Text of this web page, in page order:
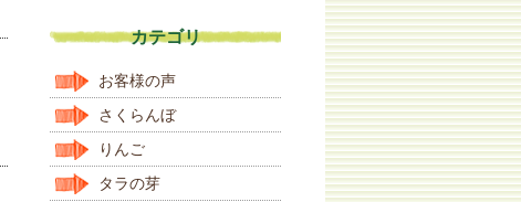
カテゴリ
お客様の声
さくらんぼ
りんご
タラの芽